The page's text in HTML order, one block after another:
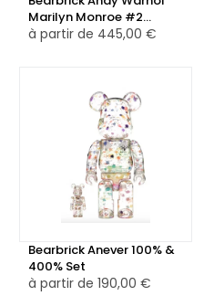
Marilyn Monroe #2
1000%
à partir de 445,00 €
Bearbrick Anever 100% &
400% Set
à partir de 190,00 €